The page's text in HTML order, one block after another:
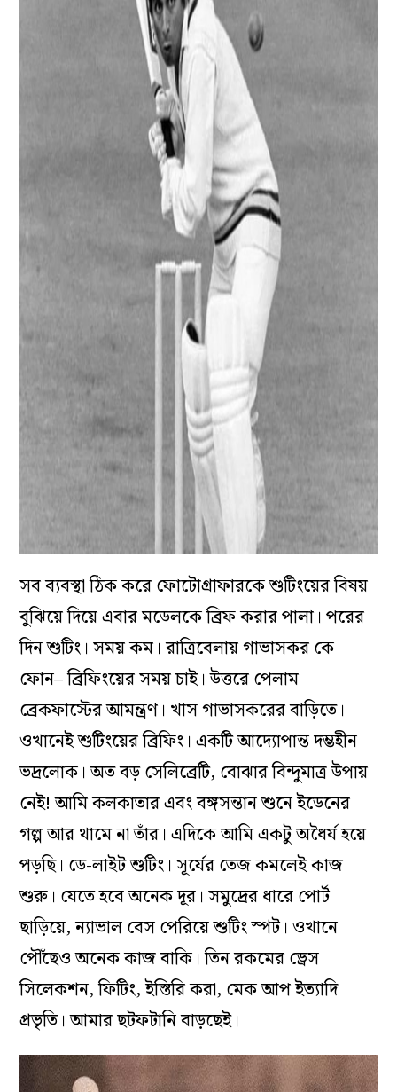
সব ব্যবস্থা ঠিক করে ফোটোগ্রাফারকে শুটিংয়ের বিষয়
বুঝিয়ে দিয়ে এবার মডেলকে ব্রিফ করার পালা। পরের
দিন শুটিং। সময় কম। রাত্রিবেলায় গাভাসকর কে
ফোন– ব্রিফিংয়ের সময় চাই। উত্তরে পেলাম
ব্রেকফাস্টের আমন্ত্রণ। খাস গাভাসকরের বাড়িতে।
ওখানেই শুটিংয়ের ব্রিফিং। একটি আদ্যোপান্ত দম্ভহীন
ভদ্রলোক। অত বড় সেলিব্রেটি, বোঝার বিন্দুমাত্র উপায়
নেই! আমি কলকাতার এবং বঙ্গসন্তান শুনে ইডেনের
গল্প আর থামে না তাঁর। এদিকে আমি একটু অধৈর্য হয়ে
পড়ছি। ডে-লাইট শুটিং। সূর্যের তেজ কমলেই কাজ
শুরু। যেতে হবে অনেক দূর। সমুদ্রের ধারে পোর্ট
ছাড়িয়ে, ন্যাভাল বেস পেরিয়ে শুটিং স্পট। ওখানে
পৌঁছেও অনেক কাজ বাকি। তিন রকমের ড্রেস
সিলেকশন, ফিটিং, ইস্তিরি করা, মেক আপ ইত্যাদি
প্রভৃতি। আমার ছটফটানি বাড়ছেই।